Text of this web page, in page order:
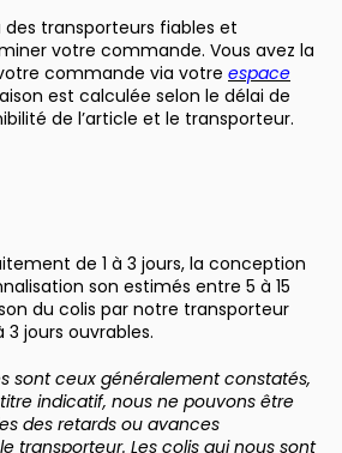
des transporteurs fiables et
votre commande. Vous avez la
commande via votre espace
est calculée selon le délai de
de l’article et le transporteur.
de 1 à 3 jours, la conception
son estimés entre 5 à 15
du colis par notre transporteur
jours ouvrables.
sont ceux généralement constatés,
indicatif, nous ne pouvons être
des retards ou avances
transporteur. Les colis qui nous sont